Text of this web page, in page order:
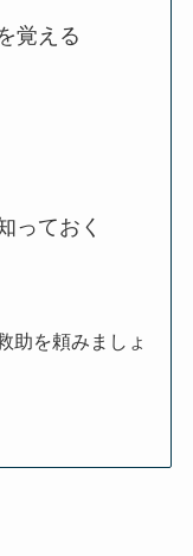
覚える
っておく
助を頼みましょ